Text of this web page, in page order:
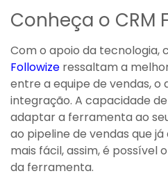
Conheça o CRM
Com o apoio da tecnologia,
Followize ressaltam a
entre a equipe de vendas,
integração. A capacidade
adaptar a ferramenta ao
ao pipeline de vendas que
mais fácil, assim, é possível
da ferramenta.